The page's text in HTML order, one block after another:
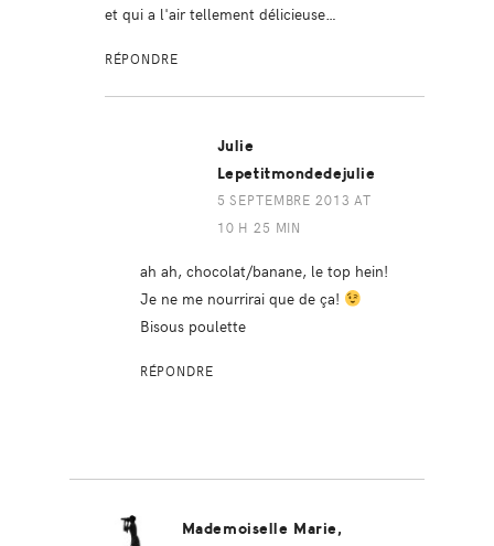
et qui a l'air tellement délicieuse…
RÉPONDRE
Julie
Lepetitmondedejulie
5 SEPTEMBRE 2013 AT
10 H 25 MIN
ah ah, chocolat/banane, le top hein!
Je ne me nourrirai que de ça!
Bisous poulette
RÉPONDRE
Mademoiselle Marie,